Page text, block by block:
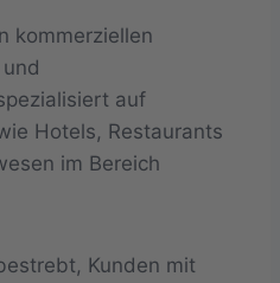
kommerziellen
auf
Hotels, Restaurants
im Bereich
Kunden mit